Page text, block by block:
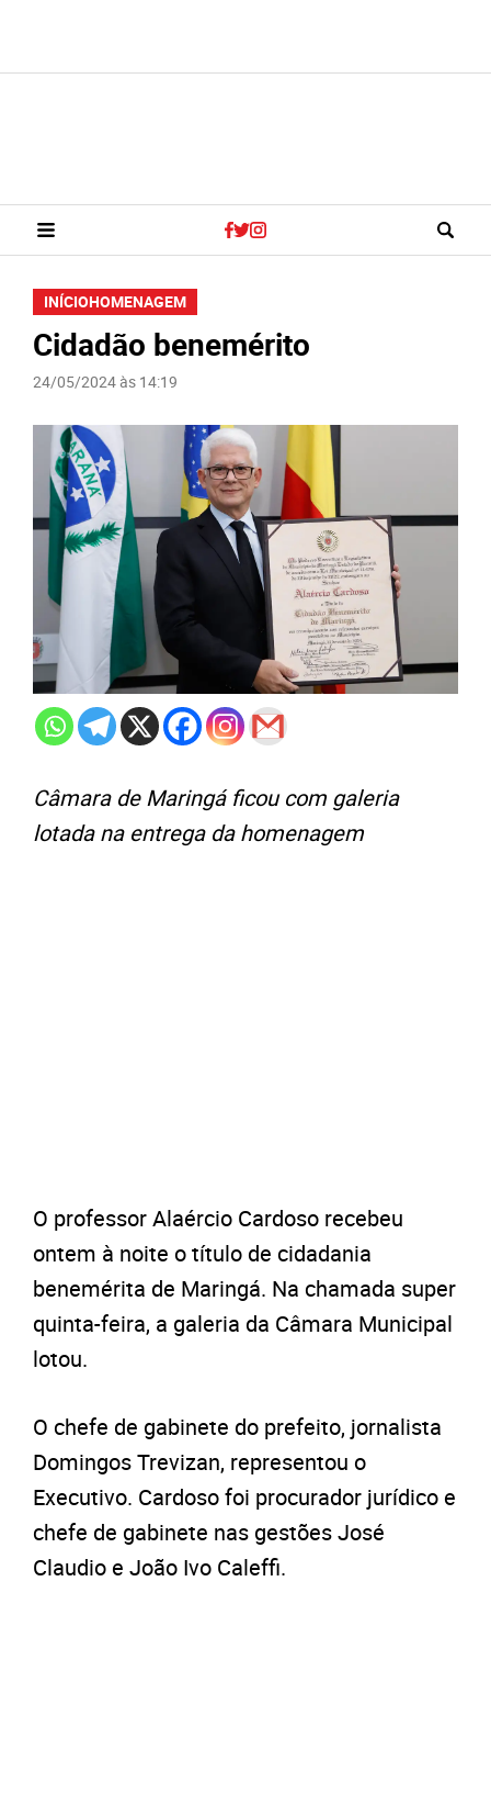
INÍCIOHOMENAGEM
Cidadão benemérito
24/05/2024 às 14:19
Câmara de Maringá ficou com galeria
lotada na entrega da homenagem
O professor Alaércio Cardoso recebeu
ontem à noite o título de cidadania
benemérita de Maringá. Na chamada super
quinta-feira, a galeria da Câmara Municipal
lotou.
O chefe de gabinete do prefeito, jornalista
Domingos Trevizan, representou o
Executivo. Cardoso foi procurador jurídico e
chefe de gabinete nas gestões José
Claudio e João Ivo Caleffi.